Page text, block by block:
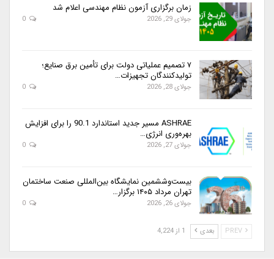
زمان برگزاری آزمون نظام مهندسی اعلام شد
جولای 29, 2026
۷ تصمیم عملیاتی دولت برای تأمین برق صنایع؛
تولیدکنندگان تجهیزات…
جولای 28, 2026
ASHRAE مسیر جدید استاندارد 90.1 را برای افزایش
بهره‌وری انرژی…
جولای 27, 2026
بیست‌وششمین نمایشگاه بین‌المللی صنعت ساختمان
تهران مرداد ۱۴۰۵ برگزار…
جولای 26, 2026
بعدی 1 از 4,224